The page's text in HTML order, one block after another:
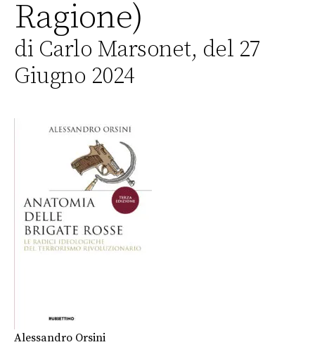
Ragione)
di Carlo Marsonet, del 27
Giugno 2024
Alessandro Orsini